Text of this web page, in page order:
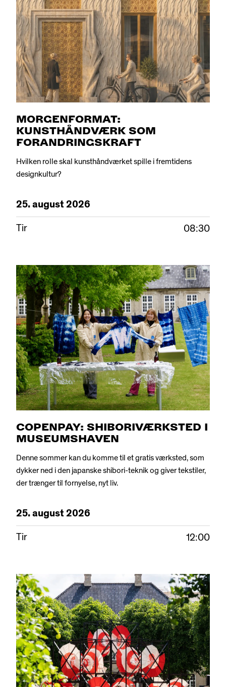
MORGENFORMAT:
KUNSTHÅNDVÆRK SOM
FORANDRINGSKRAFT
Hvilken rolle skal kunsthåndværket spille i fremtidens
designkultur?
25.august2026
Tir 08:30
COPENPAY: SHIBORIVÆRKSTED I
MUSEUMSHAVEN
Denne sommer kan du komme til et gratis værksted, som
dykker ned i den japanske shibori-teknik og giver tekstiler,
der trænger til fornyelse, nyt liv.
25.august2026
Tir 12:00